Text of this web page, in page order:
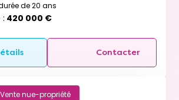
de 20 ans
420 000 €
Contacter
Vente nue-propriété